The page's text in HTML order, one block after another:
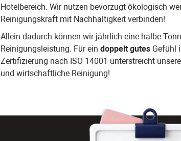
Hotelbereich. Wir nutzen bevorzugt ökologisch
Reinigungskraft mit Nachhaltigkeit verbinden!
Allein dadurch können wir jährlich eine halbe
Reinigungsleistung. Für ein doppelt gutes Gefühl
Zertifizierung nach ISO 14001 unterstreicht
und wirtschaftliche Reinigung!